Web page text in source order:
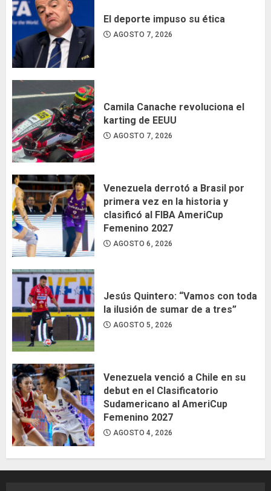
El deporte impuso su ética
AGOSTO 7, 2026
Camila Canache revoluciona el
karting de EEUU
AGOSTO 7, 2026
Venezuela derrotó a Brasil por
primera vez en la historia y
clasificó al FIBA AmeriCup
Femenino 2027
AGOSTO 6, 2026
Jesús Quintero: “Vamos con toda
la ilusión de sumar de a tres”
AGOSTO 5, 2026
Venezuela venció a Chile en su
debut en el Clasificatorio
Sudamericano al AmeriCup
Femenino 2027
AGOSTO 4, 2026